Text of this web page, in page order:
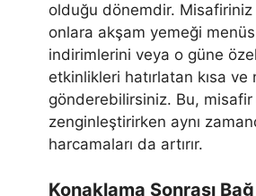
olduğu dönemdir.
onlara akşam yemeği
indirimlerini veya o güne
etkinlikleri hatırlatan kısa
gönderebilirsiniz. Bu,
zenginleştirirken aynı
harcamaları da artırır.
Konaklama Sonrası